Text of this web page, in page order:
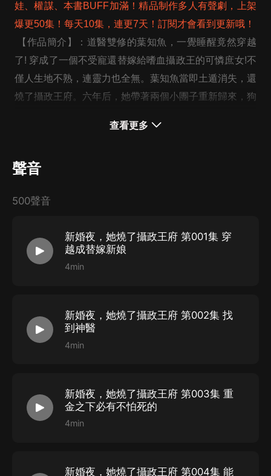
娃、權謀、本書BUFF加滿！精品制作多人有聲劇，上架
爆更50集！每天10集，連更7天！訂閱才會看到更新哦！
【作品簡介】：道醫雙修的葉知魚，一覺睡醒竟然穿越
了! 穿成了一個不受寵還替嫁給嗜血攝政王的可憐庶女!不
僅人生地不熟，連靈力也全無。葉知魚當即土遁消失，還
燒了攝政王府。六年后，她帶著兩個小團子重新歸來，狗
知道和狗男人的親密接觸，竟然能讓她恢復靈力? 等等，
【制作團隊】：聆聽歆語劇社
查看更多
聲音
500聲音
新婚夜，她燒了攝政王府 第001集 穿
越成替嫁新娘
4min
新婚夜，她燒了攝政王府 第002集 找
到神醫
4min
新婚夜，她燒了攝政王府 第003集 重
金之下必有不怕死的
4min
新婚夜，她燒了攝政王府 第004集 能